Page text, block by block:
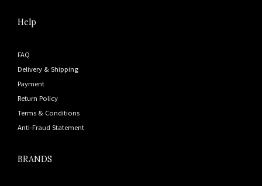
Help
FAQ
Delivery & Shipping
Payment
Return Policy
Terms & Conditions
Anti-Fraud Statement
BRANDS